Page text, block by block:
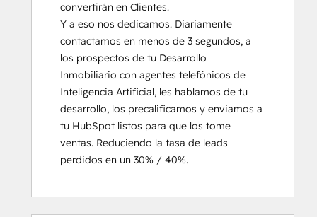
convertirán en Clientes.
Y a eso nos dedicamos. Diariamente
contactamos en menos de 3 segundos, a
los prospectos de tu Desarrollo
Inmobiliario con agentes telefónicos de
Inteligencia Artificial, les hablamos de tu
desarrollo, los precalificamos y enviamos a
tu HubSpot listos para que los tome
ventas. Reduciendo la tasa de leads
perdidos en un 30% / 40%.